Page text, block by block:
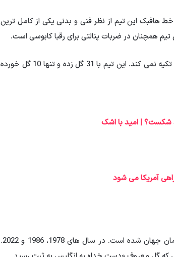
خط هافبک این تیم از نظر فنی و بدنی یکی از کامل ترین
تیم همچنان در ضربات پنالتی برای رقبا کابوسی است.
آمار مرحله مقدماتی نیز نشان می دهد که آرژانتین تنها به نام های بزرگ تکیه نمی کند. این تیم با 31 گل زده و تنها 10 گل خورده
آمریکا می شود
تاریخ جام جهانی بدون آرژانتین قابل تصور نیست. این تیم سه بار قهرمان جهان شده است. در سال های 1978، 1986 و 2022.